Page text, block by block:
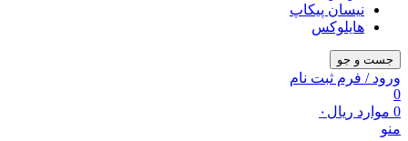
نیسان پیکاپ
هایلوکس
جست و جو
ورود / فرم ثبت نام
0
0 موارد ریال ۰
منو